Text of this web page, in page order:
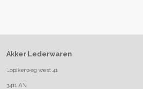
Akker Lederwaren
Lopikerweg west 41
3411 AN